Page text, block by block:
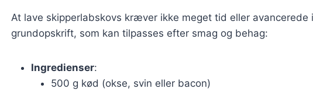
At lave skipperlabskovs kræver ikke meget tid eller avancerede
grundopskrift, som kan tilpasses efter smag og behag:
Ingredienser:
500 g kød (okse, svin eller bacon)